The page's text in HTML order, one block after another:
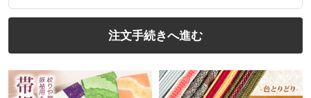
注文手続きへ進む